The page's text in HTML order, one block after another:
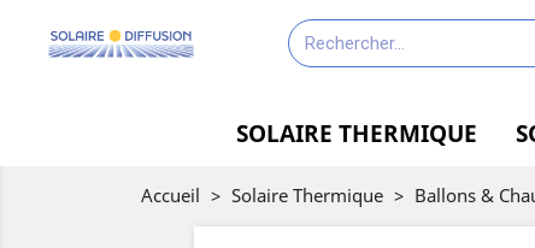
SOLAIRE THERMIQUE
Accueil > Solaire Thermique > Ballons &